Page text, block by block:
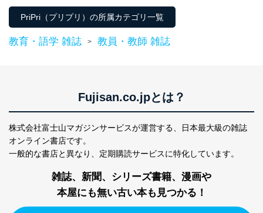
護管理者の責任のもと、個人情報を取得・アクセス・利
用・提供・管理いたします。
東京都渋谷区南平台町16-11
２．利用目的
当社が取り扱う開示対象個人情報の利用目的は次のとお
りです。
購入商品の配送のため
商品代金回収のため
ｅメール等による商品、サービ
ス、キャンペーン等の広告の案内
PriPri（プリプリ）の所属カテゴリ一覧
教育・語学 雑誌 > 教員・教師 雑誌
Fujisan.co.jpとは？
株式会社富士山マガジンサービスが運営する、
日本最大級の雑誌
オンライン書店です。
一般的な書店と異なり、 定期購読サービスに特化しています。
雑誌、新聞、シリーズ書籍、漫画や
本屋にも無い古い本も見つかる！